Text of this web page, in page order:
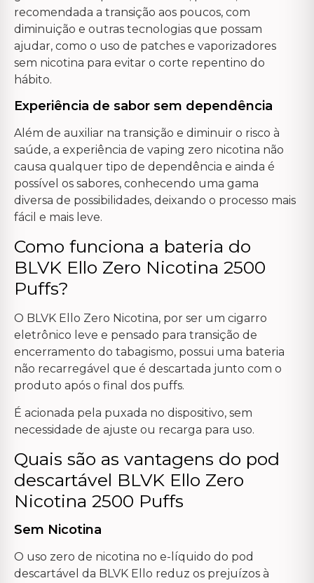
recomendada a transição aos poucos, com
diminuição e outras tecnologias que possam
ajudar, como o uso de patches e vaporizadores
sem nicotina para evitar o corte repentino do
hábito.
Experiência de sabor sem dependência
Além de auxiliar na transição e diminuir o risco à
saúde, a experiência de vaping zero nicotina não
causa qualquer tipo de dependência e ainda é
possível os sabores, conhecendo uma gama
diversa de possibilidades, deixando o processo mais
fácil e mais leve.
Como funciona a bateria do
BLVK Ello Zero Nicotina 2500
Puffs?
O BLVK Ello Zero Nicotina, por ser um cigarro
eletrônico leve e pensado para transição de
encerramento do tabagismo, possui uma bateria
não recarregável que é descartada junto com o
produto após o final dos puffs.
É acionada pela puxada no dispositivo, sem
necessidade de ajuste ou recarga para uso.
Quais são as vantagens do pod
descartável BLVK Ello Zero
Nicotina 2500 Puffs
Sem Nicotina
O uso zero de nicotina no e-líquido do pod
descartável da BLVK Ello reduz os prejuízos à